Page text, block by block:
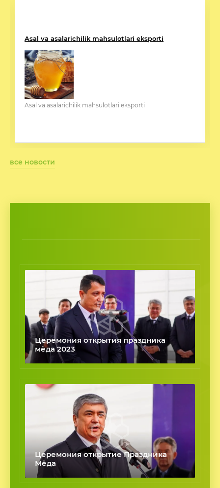
Скачать мобильные приложения. Система
обмена информацией «Arizor.uz» и
«Энциклопедия пчеловодства»
все новости
Церемония открытия праздника
мёда 2023
Церемония открытие Праздника
Мёда